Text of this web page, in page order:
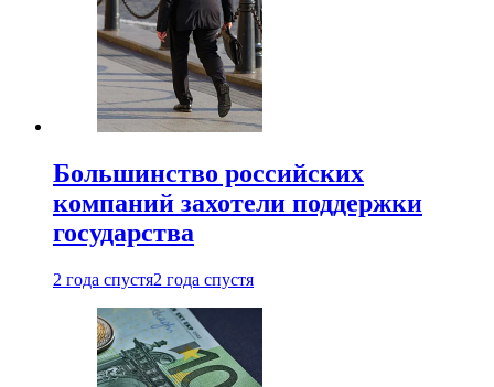
Большинство российских
компаний захотели поддержки
государства
2 года спустя2 года спустя